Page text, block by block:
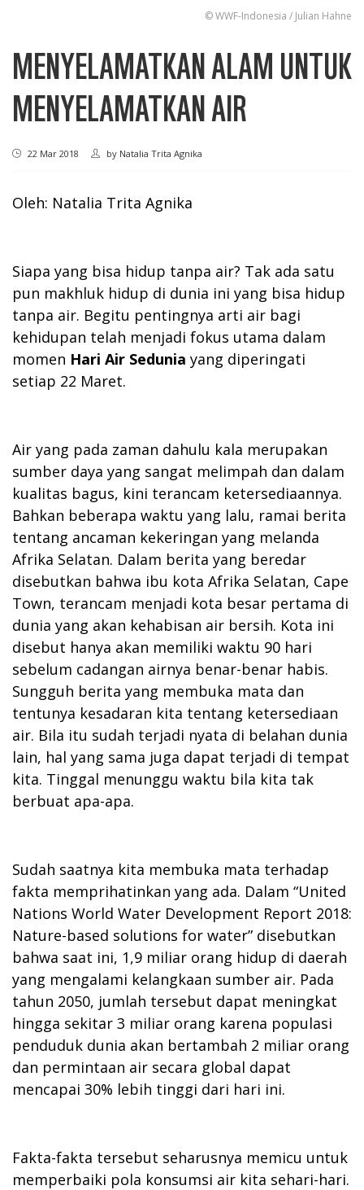
© WWF-Indonesia / Julian Hahne
MENYELAMATKAN ALAM UNTUK
MENYELAMATKAN AIR
22 Mar 2018 by Natalia Trita Agnika
Oleh: Natalia Trita Agnika
Siapa yang bisa hidup tanpa air? Tak ada satu
pun makhluk hidup di dunia ini yang bisa hidup
tanpa air. Begitu pentingnya arti air bagi
kehidupan telah menjadi fokus utama dalam
momen Hari Air Sedunia yang diperingati
setiap 22 Maret.
Air yang pada zaman dahulu kala merupakan
sumber daya yang sangat melimpah dan dalam
kualitas bagus, kini terancam ketersediaannya.
Bahkan beberapa waktu yang lalu, ramai berita
tentang ancaman kekeringan yang melanda
Afrika Selatan. Dalam berita yang beredar
disebutkan bahwa ibu kota Afrika Selatan, Cape
Town, terancam menjadi kota besar pertama di
dunia yang akan kehabisan air bersih. Kota ini
disebut hanya akan memiliki waktu 90 hari
sebelum cadangan airnya benar-benar habis.
Sungguh berita yang membuka mata dan
tentunya kesadaran kita tentang ketersediaan
air. Bila itu sudah terjadi nyata di belahan dunia
lain, hal yang sama juga dapat terjadi di tempat
kita. Tinggal menunggu waktu bila kita tak
berbuat apa-apa.
Sudah saatnya kita membuka mata terhadap
fakta memprihatinkan yang ada. Dalam “United
Nations World Water Development Report 2018:
Nature-based solutions for water” disebutkan
bahwa saat ini, 1,9 miliar orang hidup di daerah
yang mengalami kelangkaan sumber air. Pada
tahun 2050, jumlah tersebut dapat meningkat
hingga sekitar 3 miliar orang karena populasi
penduduk dunia akan bertambah 2 miliar orang
dan permintaan air secara global dapat
mencapai 30% lebih tinggi dari hari ini.
Fakta-fakta tersebut seharusnya memicu untuk
memperbaiki pola konsumsi air kita sehari-hari.